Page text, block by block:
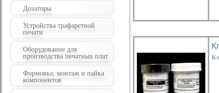
Дозаторы
Устройства трафаретной
печати
Оборудование для
производства печатных плат
Формовка, монтаж и пайка
компонентов